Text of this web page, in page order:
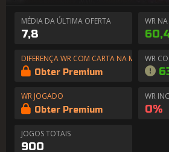
MÉDIA DA ÚLTIMA OFERTA
7,8
WR
DIFERENÇA WR COM CARTA NA MÃO
Obter Premium
WR
WR JOGADO
Obter Premium
WR
0%
JOGOS TOTAIS
900